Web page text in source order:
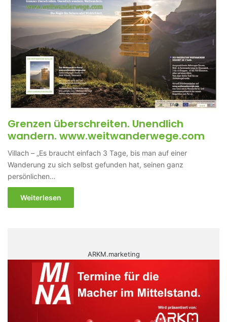
Grenzen überschreiten. Unendlich
wandern. www.weitwanderwege.com
Villach – „Es braucht einfach 3 Tage, bis man auf einer
Wanderung zu sich selbst gefunden hat, seinen ganz
persönlichen…
Weiterlesen
ARKM.marketing